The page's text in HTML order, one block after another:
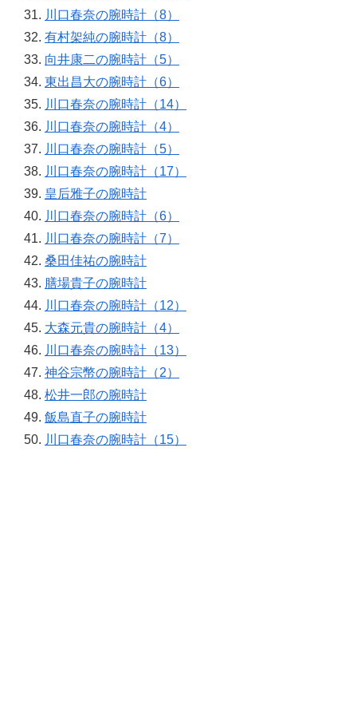
川口春奈の腕時計（8）
有村架純の腕時計（8）
向井康二の腕時計（5）
東出昌大の腕時計（6）
川口春奈の腕時計（14）
川口春奈の腕時計（4）
川口春奈の腕時計（5）
川口春奈の腕時計（17）
皇后雅子の腕時計
川口春奈の腕時計（6）
川口春奈の腕時計（7）
桑田佳祐の腕時計
膳場貴子の腕時計
川口春奈の腕時計（12）
大森元貴の腕時計（4）
川口春奈の腕時計（13）
神谷宗幣の腕時計（2）
松井一郎の腕時計
飯島直子の腕時計
川口春奈の腕時計（15）